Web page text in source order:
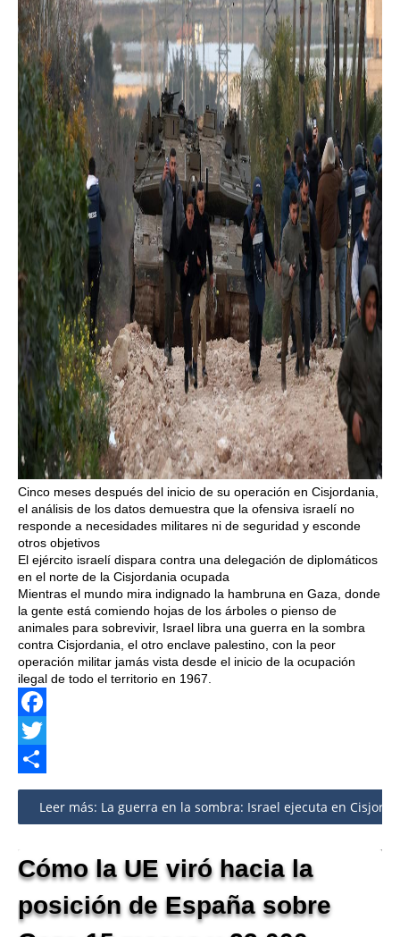
Cinco meses después del inicio de su operación en Cisjordania,
el análisis de los datos demuestra que la ofensiva israelí no
responde a necesidades militares ni de seguridad y esconde
otros objetivos
El ejército israelí dispara contra una delegación de diplomáticos
en el norte de la Cisjordania ocupada
Mientras el mundo mira indignado la hambruna en Gaza, donde
la gente está comiendo hojas de los árboles o pienso de
animales para sobrevivir, Israel libra una guerra en la sombra
contra Cisjordania, el otro enclave palestino, con la peor
operación militar jamás vista desde el inicio de la ocupación
ilegal de todo el territorio en 1967.
Facebook
Twitter
Share
Leer más: La guerra en la sombra: Israel ejecuta en
Cómo la UE viró hacia la
posición de España sobre